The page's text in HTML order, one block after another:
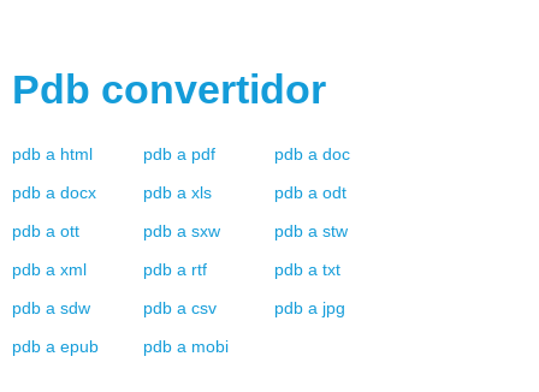
Pdb convertidor
pdb a html pdb a pdf pdb a doc
pdb a docx pdb a xls pdb a odt
pdb a ott pdb a sxw pdb a stw
pdb a xml pdb a rtf pdb a txt
pdb a sdw pdb a csv pdb a jpg
pdb a epub pdb a mobi